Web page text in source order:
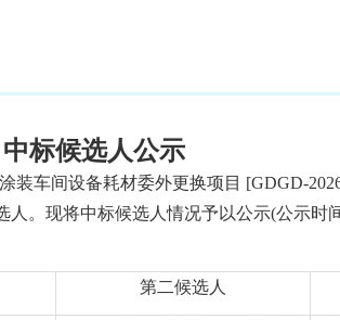
中标候选人公示
装车间设备耗材委外更换项目 [GDGD-
人。现将中标候选人情况予以公示(公示时
第二候选人